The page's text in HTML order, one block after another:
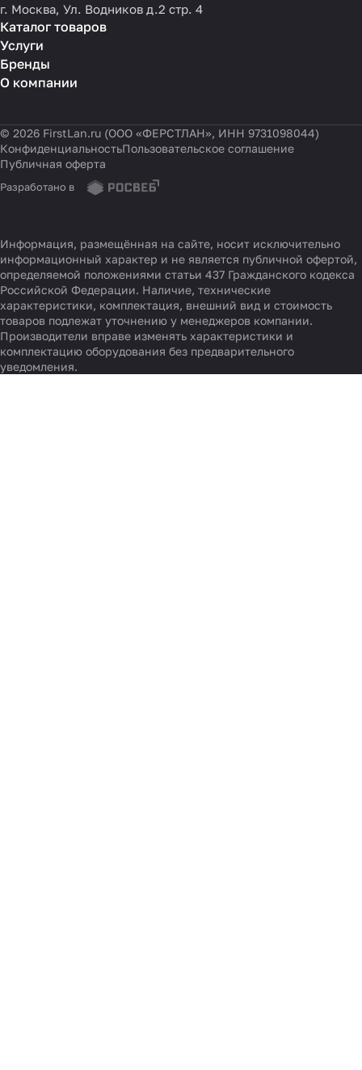
г. Москва, Ул. Водников д.2 стр. 4
Каталог товаров
Услуги
Бренды
О компании
© 2026 FirstLan.ru (ООО «ФЕРСТЛАН», ИНН 9731098044)
КонфиденциальностьПользовательское соглашение
Публичная оферта
Разработано в
Информация, размещённая на сайте, носит исключительно
информационный характер и не является публичной офертой,
определяемой положениями статьи 437 Гражданского кодекса
Российской Федерации. Наличие, технические
характеристики, комплектация, внешний вид и стоимость
товаров подлежат уточнению у менеджеров компании.
Производители вправе изменять характеристики и
комплектацию оборудования без предварительного
уведомления.